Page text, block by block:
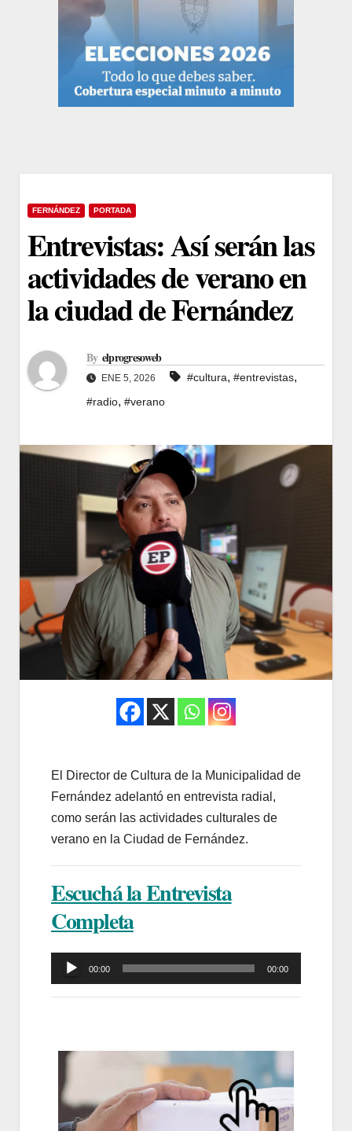
FERNÁNDEZ PORTADA
Entrevistas: Así serán las
actividades de verano en
la ciudad de Fernández
By elprogresoweb
ENE 5, 2026 #cultura, #entrevistas,
#radio, #verano
El Director de Cultura de la Municipalidad de
Fernández adelantó en entrevista radial,
como serán las actividades culturales de
verano en la Ciudad de Fernández.
Escuchá la Entrevista
Completa
Reproductor
de
00:00 00:00